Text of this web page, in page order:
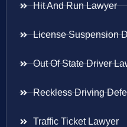
Hit And Run Lawyer
License Suspension
Out Of State Driver
Reckless Driving
Traffic Ticket Lawyer